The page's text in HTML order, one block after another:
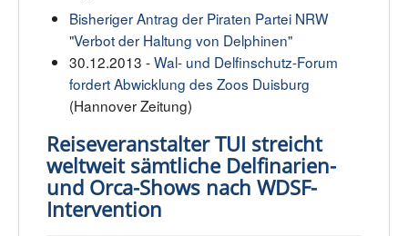
Bisheriger Antrag der Piraten Partei NRW
"Verbot der Haltung von Delphinen"
30.12.2013 -Wal- und Delfinschutz-Forum
fordert Abwicklung des Zoos Duisburg
(Hannover Zeitung)
Reiseveranstalter TUI streicht
weltweit sämtliche Delfinarien-
und Orca-Shows nach WDSF-
Intervention